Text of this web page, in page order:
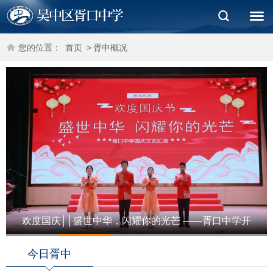
您的位置： 首页 >胥中概况
欢度国庆││盛世中华，闪耀你的光芒 ——胥口中学开
今日胥中